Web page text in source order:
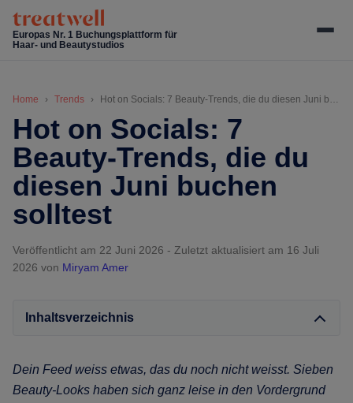
Skip
main
Skip
secondary
Skip
primary
Skip
footer
Europas Nr. 1 Buchungsplattform für
Haar- und Beautystudios
Home Trends Hot on Socials: 7 Beauty-Trends, die du diesen Juni buchen solltest
Hot on Socials: 7
Beauty-Trends, die du
diesen Juni buchen
solltest
Veröffentlicht am 22 Juni 2026 - Zuletzt aktualisiert am 16 Juli
2026 von Miryam Amer
Inhaltsverzeichnis
Dein Feed weiss etwas, das du noch nicht weisst. Sieben
Beauty-Looks haben sich ganz leise in den Vordergrund